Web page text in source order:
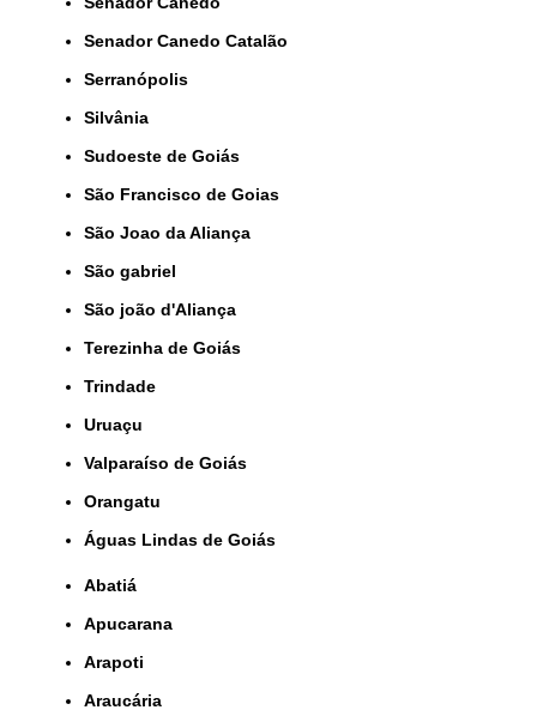
Senador Canedo Catalão
Serranópolis
Silvânia
Sudoeste de Goiás
São Francisco de Goias
São Joao da Aliança
São gabriel
São joão d'Aliança
Terezinha de Goiás
Trindade
Uruaçu
Valparaíso de Goiás
orangatu
Águas Lindas de Goiás
Abatiá
Apucarana
Arapoti
Araucária